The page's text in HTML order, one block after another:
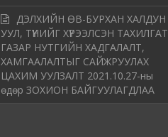
ДЭЛХИЙН ӨВ-БУРХАН ХАЛДУН
УУЛ, ТҮҮНИЙГ ХҮРЭЭЛСЭН ТАХИЛГАТ
ГАЗАР НУТГИЙН ХАДГАЛАЛТ,
ХАМГААЛАЛТЫГ САЙЖРУУЛАХ
ЦАХИМ УУЛЗАЛТ 2021.10.27-ны
өдөр ЗОХИОН БАЙГУУЛАГДЛАА